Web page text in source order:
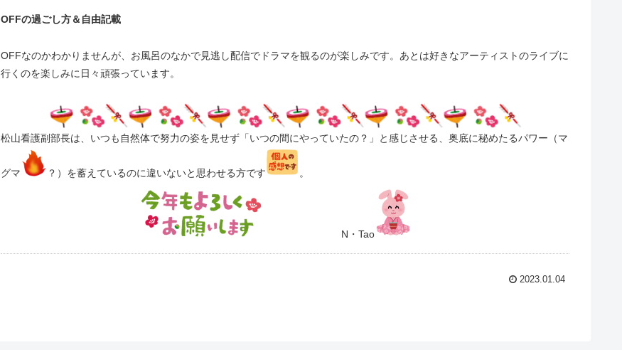
OFFの過ごし方＆自由記載
OFFなのかわかりませんが、お風呂のなかで見逃し配信でドラマを観るのが楽しみです。あとは好きなアーティストのライブに
行くのを楽しみに日々頑張っています。
松山看護副部長は、いつも自然体で努力の姿を見せず「いつの間にやっていたの？」と感じさせる、奥底に秘めたるパワー（マ
グマ ？）を蓄えているのに違いないと思わせる方です 。
N・Tao
2023.01.04